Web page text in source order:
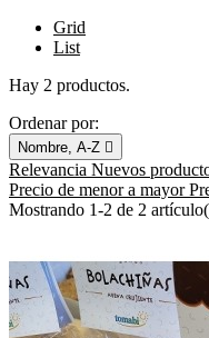
Grid
List
Hay 2 productos.
Ordenar por:
Nombre, A-Z 
Relevancia Nuevos
Precio de menor a mayor
Mostrando 1-2 de 2